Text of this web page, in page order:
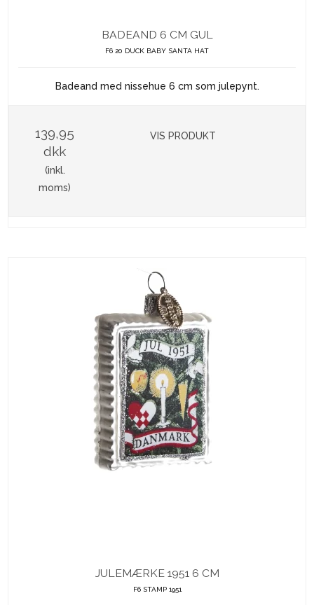
BADEAND 6 CM GUL
F6 20 DUCK BABY SANTA HAT
Badeand med nissehue 6 cm som julepynt.
139,95
dkk
(inkl.
moms)
VIS PRODUKT
JULEMÆRKE 1951 6 CM
F6 STAMP 1951